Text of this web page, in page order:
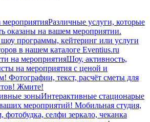
мероприятияРазличные услуги, которые
оказаны на вашем мероприятии.
программы, кейтеринг или услуги
в нашем каталоге Eventius.ru
на мероприятияШоу, активность,
на мероприятия с ценой и
Фотографии, текст, расчёт сметы для
Жмите!
зоныИнтерактивные стационарые
мероприятий! Мобильная студия,
фотобудка, селфи зеркало, чеканка